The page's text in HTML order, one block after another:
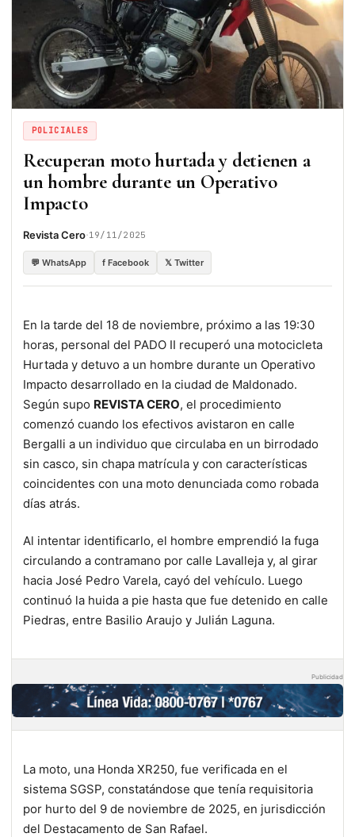
POLICIALES
Recuperan moto hurtada y detienen a
un hombre durante un Operativo
Impacto
Revista Cero·19/11/2025
💬 WhatsApp f Facebook 𝕏 Twitter
En la tarde del 18 de noviembre, próximo a las 19:30
horas, personal del PADO II recuperó una motocicleta
Hurtada y detuvo a un hombre durante un Operativo
Impacto desarrollado en la ciudad de Maldonado.
Según supo REVISTA CERO, el procedimiento
comenzó cuando los efectivos avistaron en calle
Bergalli a un individuo que circulaba en un birrodado
sin casco, sin chapa matrícula y con características
coincidentes con una moto denunciada como robada
días atrás.
Al intentar identificarlo, el hombre emprendió la fuga
circulando a contramano por calle Lavalleja y, al girar
hacia José Pedro Varela, cayó del vehículo. Luego
continuó la huida a pie hasta que fue detenido en calle
Piedras, entre Basilio Araujo y Julián Laguna.
Publicidad
La moto, una Honda XR250, fue verificada en el
sistema SGSP, constatándose que tenía requisitoria
por hurto del 9 de noviembre de 2025, en jurisdicción
del Destacamento de San Rafael.